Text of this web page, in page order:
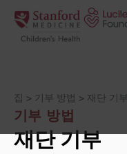
콘텐츠로 건너뛰기
집 > 기부 방법 > 재단 기부
기부 방법
재단 기부